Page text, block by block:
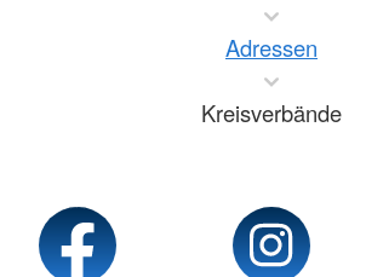
Adressen
Kreisverbände